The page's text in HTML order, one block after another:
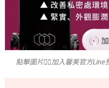
點擊圖片👆🏻加入馨美官方